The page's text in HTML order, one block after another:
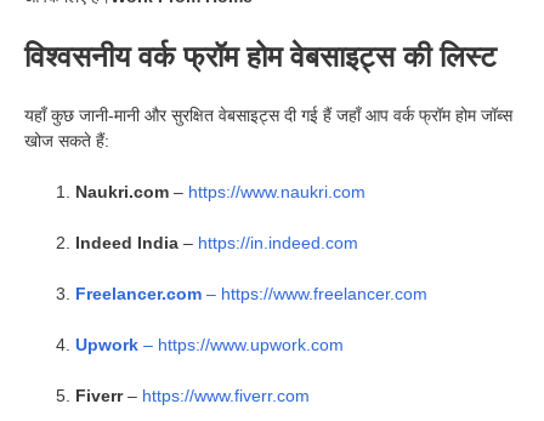
विश्वसनीय वर्क फ्रॉम होम वेबसाइट्स की लिस्ट
यहाँ कुछ जानी-मानी और सुरक्षित वेबसाइट्स दी गई हैं जहाँ आप वर्क फ्रॉम होम जॉब्स
खोज सकते हैं:
Naukri.com – https://www.naukri.com
Indeed India – https://in.indeed.com
Freelancer.com – https://www.freelancer.com
Upwork – https://www.upwork.com
Fiverr– https://www.fiverr.com